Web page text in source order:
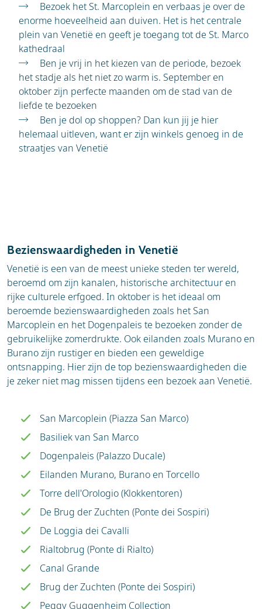
Bezoek het St. Marcoplein en verbaas je over de
enorme hoeveelheid aan duiven. Het is het centrale
plein van Venetië en geeft je toegang tot de St. Marco
kathedraal
Ben je vrij in het kiezen van de periode, bezoek
het stadje als het niet zo warm is. September en
oktober zijn perfecte maanden om de stad van de
liefde te bezoeken
Ben je dol op shoppen? Dan kun jij je hier
helemaal uitleven, want er zijn winkels genoeg in de
straatjes van Venetië
Bezienswaardigheden in Venetië
Venetië is een van de meest unieke steden ter wereld,
beroemd om zijn kanalen, historische architectuur en
rijke culturele erfgoed. In oktober is het ideaal om
beroemde bezienswaardigheden zoals het San
Marcoplein en het Dogenpaleis te bezoeken zonder de
gebruikelijke zomerdrukte. Ook eilanden zoals Murano en
Burano zijn rustiger en bieden een geweldige
ontsnapping. Hier zijn de top bezienswaardigheden die
je zeker niet mag missen tijdens een bezoek aan Venetië.
San Marcoplein (Piazza San Marco)
Basiliek van San Marco
Dogenpaleis (Palazzo Ducale)
Eilanden Murano, Burano en Torcello
Torre dell'Orologio (Klokkentoren)
De Brug der Zuchten (Ponte dei Sospiri)
De Loggia dei Cavalli
Rialtobrug (Ponte di Rialto)
Canal Grande
Brug der Zuchten (Ponte dei Sospiri)
Peggy Guggenheim Collection